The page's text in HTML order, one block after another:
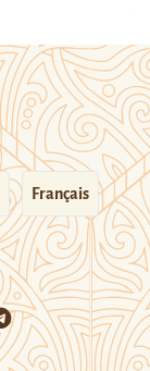
Français